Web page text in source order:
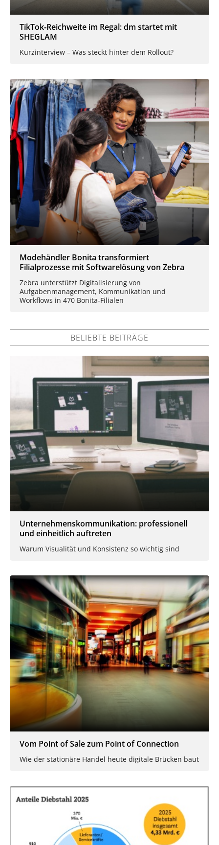
TikTok‑Reichweite im Regal: dm startet mit
SHEGLAM
Kurzinterview – Was steckt hinter dem Rollout?
Modehändler Bonita transformiert
Filialprozesse mit Softwarelösung von Zebra
Zebra unterstützt Digitalisierung von
Aufgabenmanagement, Kommunikation und
Workflows in 470 Bonita-Filialen
BELIEBTE BEITRÄGE
Unternehmenskommunikation: professionell
und einheitlich auftreten
Warum Visualität und Konsistenz so wichtig sind
Vom Point of Sale zum Point of Connection
Wie der stationäre Handel heute digitale Brücken baut